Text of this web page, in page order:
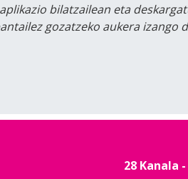
bilatzailean eta
gozatzeko aukera izango
28 Kanala